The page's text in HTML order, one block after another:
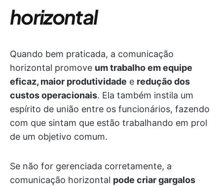
horizontal
Quando bem praticada, a comunicação
horizontal promove um trabalho em equipe
eficaz, maior produtividade e redução dos
custos operacionais. Ela também instila um
espírito de união entre os funcionários, fazendo
com que sintam que estão trabalhando em prol
de um objetivo comum.
Se não for gerenciada corretamente, a
comunicação horizontal pode criar gargalos